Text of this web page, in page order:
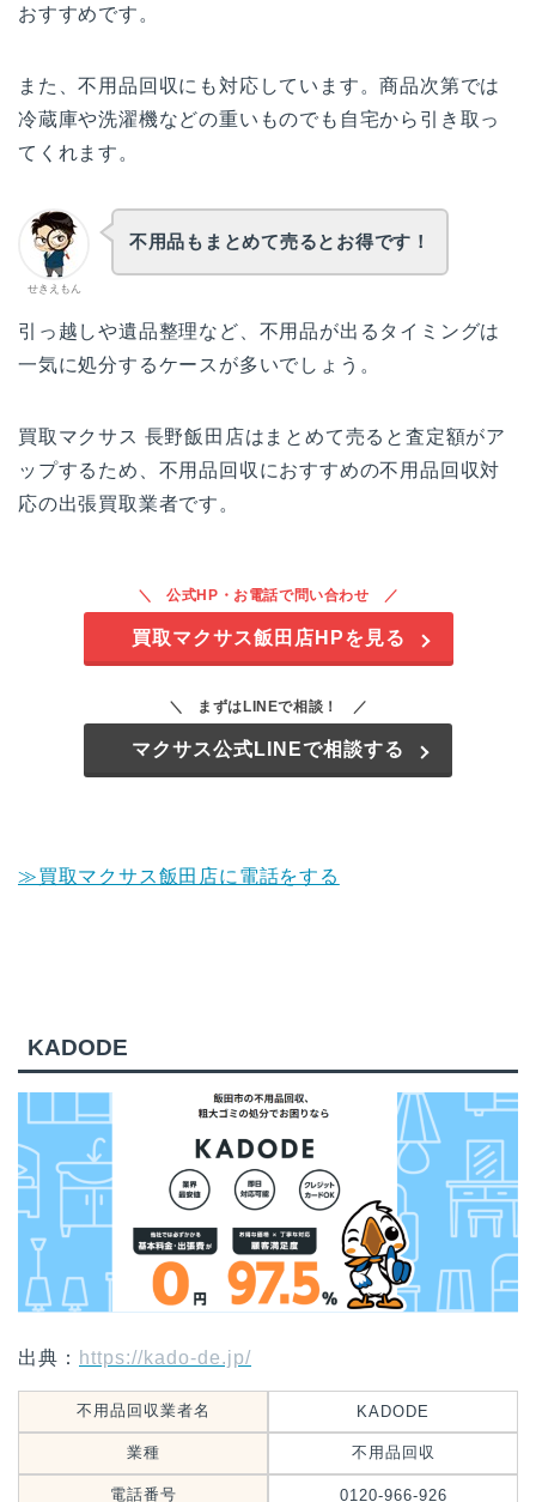
おすすめです。
また、不用品回収にも対応しています。商品次第では
冷蔵庫や洗濯機などの重いものでも自宅から引き取っ
てくれます。
せきえもん
不用品もまとめて売るとお得です！
引っ越しや遺品整理など、不用品が出るタイミングは
一気に処分するケースが多いでしょう。
買取マクサス 長野飯田店はまとめて売ると査定額がア
ップするため、不用品回収におすすめの不用品回収対
応の出張買取業者です。
公式HP・お電話で問い合わせ
買取マクサス飯田店HPを見る
まずはLINEで相談！
マクサス公式LINEで相談する
≫買取マクサス飯田店に電話をする
KADODE
出典： https://kado-de.jp/
不用品回収業者名 KADODE
業種 不用品回収
電話番号 0120-966-926